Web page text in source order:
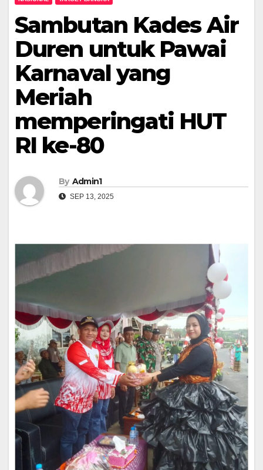
Sambutan Kades Air
Duren untuk Pawai
Karnaval yang
Meriah
memperingati HUT
RI ke-80
By Admin1
SEP 13, 2025